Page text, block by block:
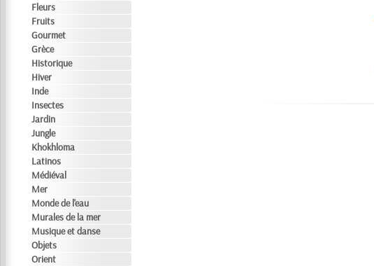
Fleurs
Fruits
Gourmet
Grèce
Historique
Hiver
Inde
Insectes
Jardin
Jungle
Khokhloma
Latinos
Médiéval
Mer
Monde de l'eau
Murales de la mer
Musique et danse
Objets
Orient